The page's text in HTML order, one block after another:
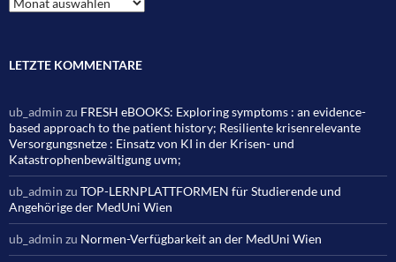
LETZTE KOMMENTARE
ub_admin zu FRESH eBOOKS: Exploring symptoms : an evidence-
based approach to the patient history; Resiliente krisenrelevante
Versorgungsnetze : Einsatz von KI in der Krisen- und
Katastrophenbewältigung uvm;
ub_admin zu TOP-LERNPLATTFORMEN für Studierende und
Angehörige der MedUni Wien
ub_admin zu Normen-Verfügbarkeit an der MedUni Wien